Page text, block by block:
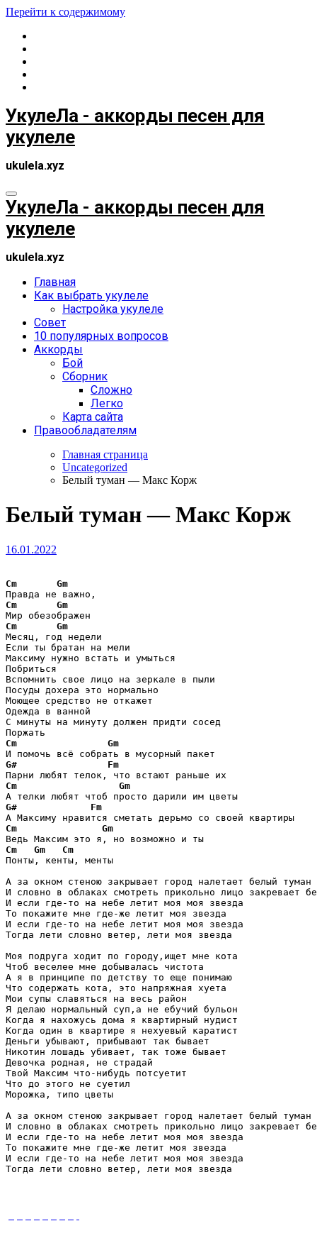
Перейти к содержимому
УкулеЛа - аккорды песен для
укулеле
ukulela.xyz
УкулеЛа - аккорды песен для
укулеле
ukulela.xyz
Главная
Как выбрать укулеле
Настройка укулеле
Совет
10 популярных вопросов
Аккорды
Бой
Сборник
Сложно
Легко
Карта сайта
Правообладателям
Главная страница
Uncategorized
Белый туман — Макс Корж
Белый туман — Макс Корж
16.01.2022
Cm
Gm
Cm
Gm
Cm
Gm
Месяц, год недели
Если ты братан на мели
Максиму нужно встать и умыться
Побриться
Вспомнить свое лицо на зеркале в пыли
Посуды дохера это нормально
Моющее средство не откажет
Одежда в ванной
С минуты на минуту должен придти сосед
Cm
Gm
G#
Fm
Cm
Gm
G#
Fm
Cm
Gm
Cm
Gm
Cm
Понты, кенты, менты
А за окном стеною закрывает город налетает белый туман
И словно в облаках смотреть прикольно лицо закревает
И если где-то на небе летит моя моя звезда
То покажите мне где-же летит моя звезда
И если где-то на небе летит моя моя звезда
Тогда лети словно ветер, лети моя звезда
Моя подруга ходит по городу,ищет мне кота
Чтоб веселее мне добывалась чистота
А я в принципе по детству то еще понимаю
Что содержать кота, это напряжная хуета
Мои супы славяться на весь район
Я делаю нормальный суп,а не ебучий бульон
Когда я нахожусь дома я квартирный нудист
Когда один в квартире я нехуевый каратист
Деньги убывают, прибывают так бывает
Никотин лошадь убивает, так тоже бывает
Девочка родная, не страдай
Твой Максим что-нибудь потсуетит
Что до этого не суетил
Морожка, типо цветы
А за окном стеною закрывает город налетает белый туман
И словно в облаках смотреть прикольно лицо закревает
И если где-то на небе летит моя моя звезда
То покажите мне где-же летит моя звезда
И если где-то на небе летит моя моя звезда
Тогда лети словно ветер, лети моя звезда